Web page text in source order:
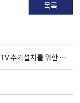
목록
국립3.15민주묘지관리소 CCTV 추가설치를 위한 행정예고